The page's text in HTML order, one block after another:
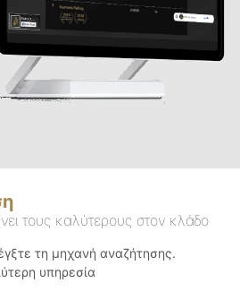
τους καλύτερους στον κλάδο
τη μηχανή αναζήτησης.
υπηρεσία